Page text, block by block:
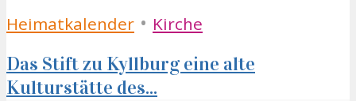
Heimatkalender • Kirche
Das Stift zu Kyllburg eine alte
Kulturstätte des...